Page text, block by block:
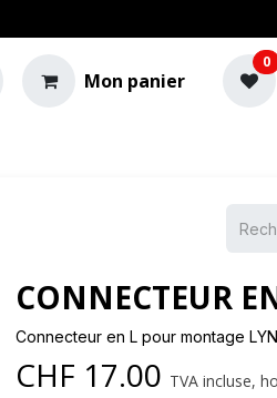
Mon panier
0
CONNECTEUR
Connecteur en L pour montage
CHF 17.00 TVA incluse,